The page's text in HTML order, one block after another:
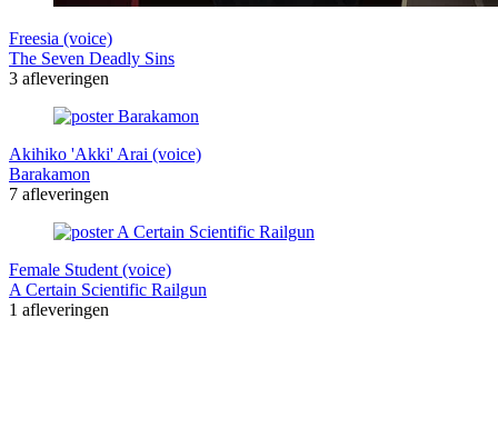
Freesia (voice)
The Seven Deadly Sins
3 afleveringen
Akihiko 'Akki' Arai (voice)
Barakamon
7 afleveringen
Female Student (voice)
A Certain Scientific Railgun
1 afleveringen